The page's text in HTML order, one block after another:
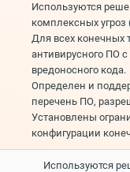
Используются
комплексных угроз
Для всех конечных
антивирусного ПО
вредоносного кода.
Определен и
перечень ПО,
Установлены
конфигурации
Используются